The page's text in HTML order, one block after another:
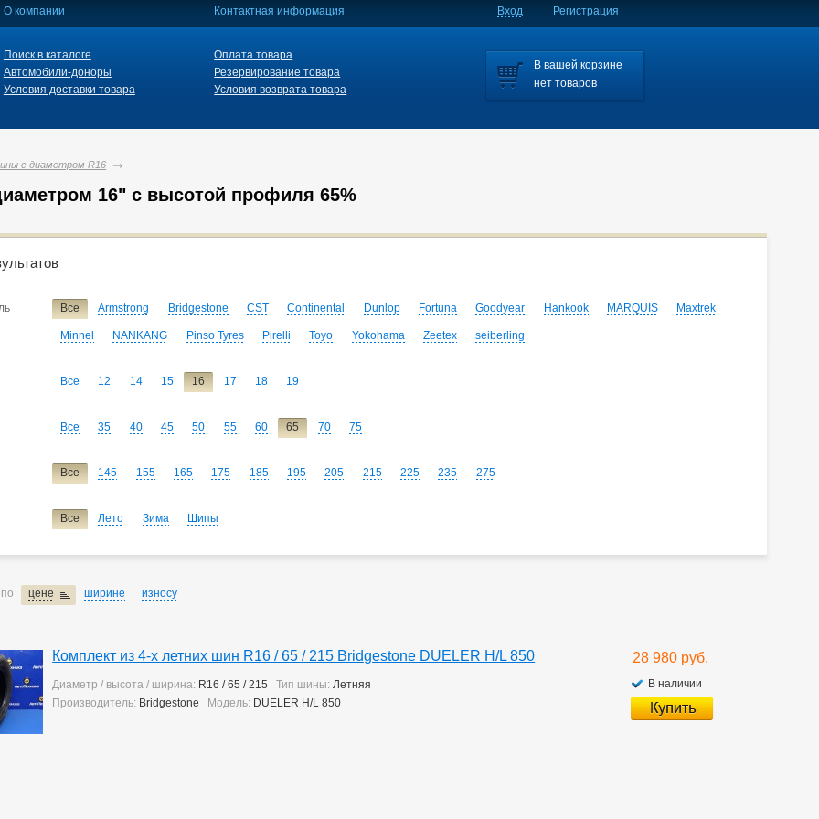
с диаметром R16
16" с высотой профиля 65%
Все Armstrong Bridgestone CST Continental Dunlop Fortuna Goodyear Hankook MARQUIS Maxtrek
Minnel NANKANG Pinso Tyres Pirelli Toyo Yokohama Zeetex seiberling
Все 12 14 15 16 17 18 19
Все 35 40 45 50 55 60 65 70 75
Все 145 155 165 175 185 195 205 215 225 235 275
Все Лето Зима Шипы
цене ширине износу
Комплект из 4-х летних шин R16 / 65 / 215 Bridgestone DUELER H/L 850
Диаметр / высота / ширина: R16 / 65 / 215 Тип шины: Летняя
Производитель: Bridgestone Модель: DUELER H/L 850
28 980 руб.
В наличии
О компании Контактная информация Вход Регистрация
Поиск в каталоге
Автомобили-доноры
Условия доставки товара
Оплата товара
Резервирование товара
Условия возврата товара
В вашей корзине
нет товаров